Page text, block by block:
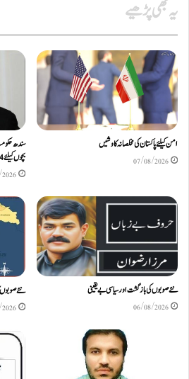
یہ بھی پڑھیے
امن کیلئے پاکستان کی مخلصانہ کاوشیں
07/08/2026
سندھ
بچوں کیلئے44 ارب کا منصوبہ
نئے صوبوں کی بازگشت اور سیاسی بے یقینی
06/08/2026
نئے صوبوں